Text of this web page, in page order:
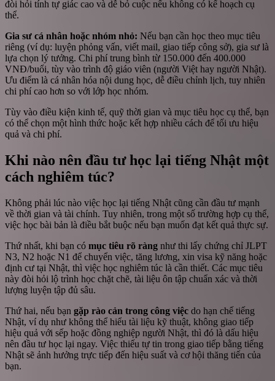
đòi hỏi tính tự giác cao và dễ bỏ cuộc nếu không có kế hoạch cụ
thể.
Gia sư cá nhân hoặc nhóm nhỏ: Nếu bạn cần học theo mục tiêu
riêng (ví dụ: luyện phỏng vấn, viết mail, giao tiếp công sở), gia sư là
lựa chọn lý tưởng. Chi phí trung bình từ 150.000 đến 400.000
VNĐ/buổi, tùy vào trình độ giáo viên (người Việt hay người Nhật).
Ưu điểm là cá nhân hóa nội dung học, dễ điều chỉnh lịch, tuy nhiên
chi phí cao hơn so với lớp học nhóm.
Tùy vào điều kiện kinh tế, quỹ thời gian và mục tiêu học cụ thể, bạn
có thể chọn một hình thức hoặc kết hợp nhiều cách để tối ưu hiệu
quả và chi phí.
Khi nào nên đầu tư học lại tiếng Nhật một
cách nghiêm túc?
Không phải lúc nào việc học lại tiếng Nhật cũng cần đầu tư mạnh
về thời gian và tài chính. Tuy nhiên, trong một số trường hợp cụ thể,
việc học bài bản là điều bắt buộc nếu bạn muốn đạt kết quả thực sự.
Thứ nhất, khi bạn có mục tiêu rõ ràng như thi lấy chứng chỉ JLPT
N3, N2 hoặc N1 để chuyển việc, tăng lương, xin visa kỹ năng hoặc
định cư tại Nhật, thì việc học nghiêm túc là cần thiết. Các mục tiêu
này đòi hỏi lộ trình học chặt chẽ, tài liệu ôn tập chuẩn xác và thời
lượng luyện tập đủ sâu.
Thứ hai, nếu bạn gặp rào cản trong công việc do hạn chế tiếng
Nhật, ví dụ như không thể hiểu tài liệu kỹ thuật, không giao tiếp
hiệu quả với sếp hoặc đồng nghiệp người Nhật, thì đó là dấu hiệu
nên đầu tư học lại ngay. Việc thiếu tự tin trong giao tiếp bằng tiếng
Nhật sẽ ảnh hưởng trực tiếp đến hiệu suất và cơ hội thăng tiến của
bạn.